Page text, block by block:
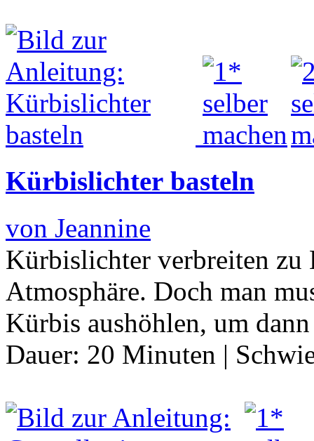
Kürbislichter‏ basteln
von Jeannine
Kürbislichter verbreiten zu
Atmosphäre. Doch man
Kürbis aushöhlen, um
Dauer: 20 Minuten |